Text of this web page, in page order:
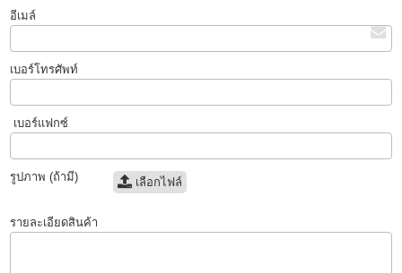
อีเมล์
เบอร์โทรศัพท์
เบอร์แฟกซ์
รูปภาพ (ถ้ามี) เลือกไฟล์
รายละเอียดสินค้า